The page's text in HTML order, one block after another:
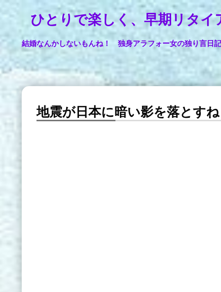
ひとりで楽しく、早期リタイ
結婚なんかしないもんね！ 独身アラフォー女の独り言日
地震が日本に暗い影を落とすね